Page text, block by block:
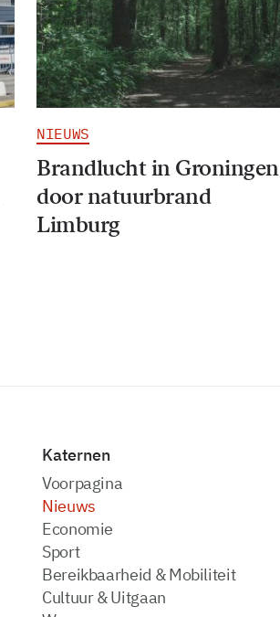
NIEUWS
Brandlucht in Groningen
door natuurbrand
Limburg
Katernen
Voorpagina
Nieuws
Economie
Sport
Bereikbaarheid & Mobiliteit
Cultuur & Uitgaan